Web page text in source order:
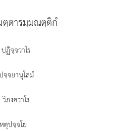
ตารมฺมณตฺติกํ
ฏิจฺจวาโร
จฺจยานุโลมํ
ภงฺควาโร
ตุปจฺจโย